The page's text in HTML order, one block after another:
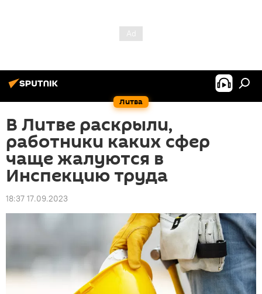
Литва
В Литве раскрыли,
работники каких сфер
чаще жалуются в
Инспекцию труда
18:37 17.09.2023